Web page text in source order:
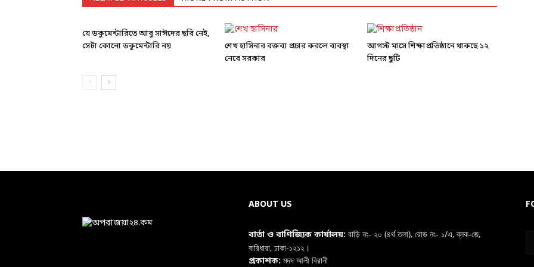
যে ডকুমেন্টারিতে আবু সাঈদের ছবি নেই,
সেটা কোনো ডকুমেন্টারি নয়
শেখ হাসিনার বক্তব্য প্রচার করলে ব্যবস্থা
নেবে সরকার
আগস্ট মাসে শিক্ষাপ্রতিষ্ঠানে থাকছে ১২
দিনের ছুটি
ABOUT US
বার্তা ও বাণিজ্যিক কার্যালয়: বাড়ি নং- ২০ (৪র্থ তলা), রোড নং- ১/এ, ব্লক-জে,
বারিধারা, ঢাকা-১২১২।
প্রকাশক: মদদ আলী বিরানী